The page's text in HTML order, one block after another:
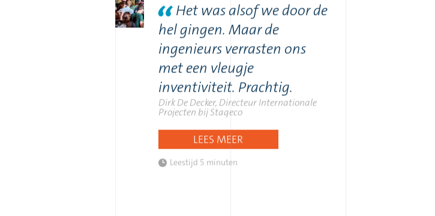
Het was alsof we door de
hel gingen. Maar de
ingenieurs verrasten ons
met een vleugje
inventiviteit. Prachtig.
Dirk De Decker, Directeur Internationale
Projecten bij Stageco
LEES MEER
Leestijd 5 minuten